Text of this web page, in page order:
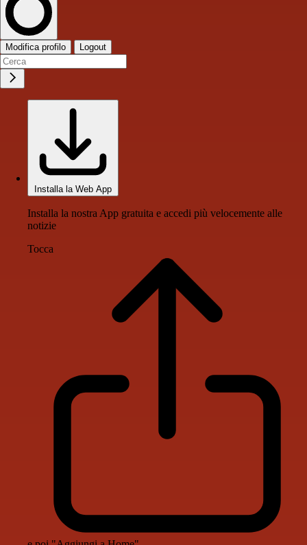
Modifica profilo Logout
Installa la Web App
Installa la nostra App gratuita e accedi più velocemente alle
notizie
Tocca